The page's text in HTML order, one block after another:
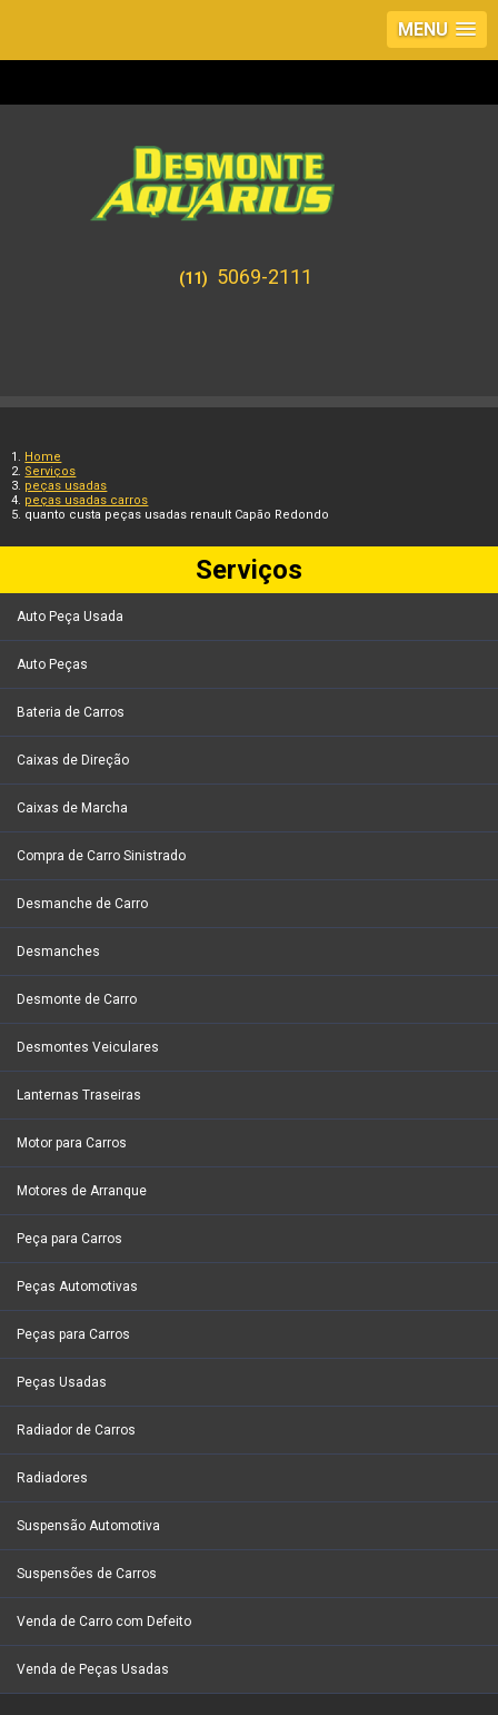
MENU
(11) 5069-2111
Home
Serviços
peças usadas
peças usadas carros
quanto custa peças usadas renault Capão Redondo
Serviços
Auto Peça Usada
Auto Peças
Bateria de Carros
Caixas de Direção
Caixas de Marcha
Compra de Carro Sinistrado
Desmanche de Carro
Desmanches
Desmonte de Carro
Desmontes Veiculares
Lanternas Traseiras
Motor para Carros
Motores de Arranque
Peça para Carros
Peças Automotivas
Peças para Carros
Peças Usadas
Radiador de Carros
Radiadores
Suspensão Automotiva
Suspensões de Carros
Venda de Carro com Defeito
Venda de Peças Usadas